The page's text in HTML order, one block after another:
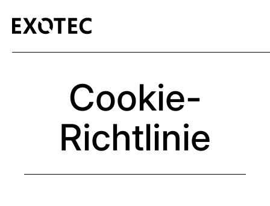
Cookie-
Richtlinie